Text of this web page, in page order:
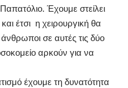
Έχουμε στείλει
έτσι η χειρουργική θα
άνθρωποι σε αυτές τις δύο
αρκούν για να
έχουμε τη δυνατότητα